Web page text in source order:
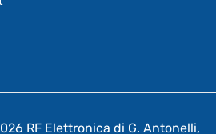
RF Elettronica di G. Antonelli,